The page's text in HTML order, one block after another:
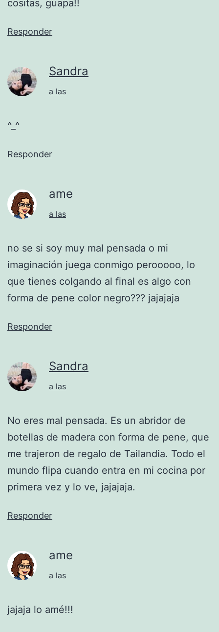
cositas, guapa!!
Responder
Sandra
a las
^_^
Responder
ame
a las
no se si soy muy mal pensada o mi
imaginación juega conmigo perooooo, lo
que tienes colgando al final es algo con
forma de pene color negro??? jajajaja
Responder
Sandra
a las
No eres mal pensada. Es un abridor de
botellas de madera con forma de pene, que
me trajeron de regalo de Tailandia. Todo el
mundo flipa cuando entra en mi cocina por
primera vez y lo ve, jajajaja.
Responder
ame
a las
jajaja lo amé!!!